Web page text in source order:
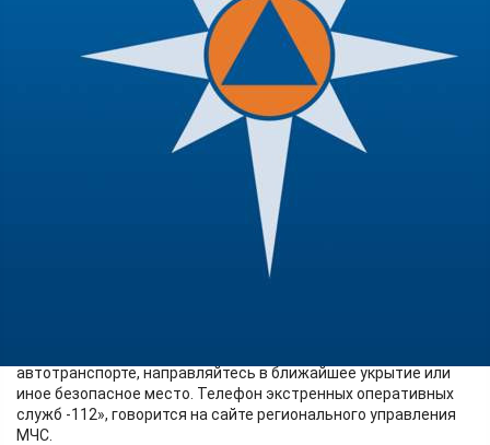
Происшествия
06.07.2026 23:19334
В Новосибирской области сегодня в 21 час 45 минут
автотранспорте, направляйтесь в ближайшее укрытие или
иное безопасное место. Телефон экстренных оперативных
служб -112», говорится на сайте регионального управления
МЧС.